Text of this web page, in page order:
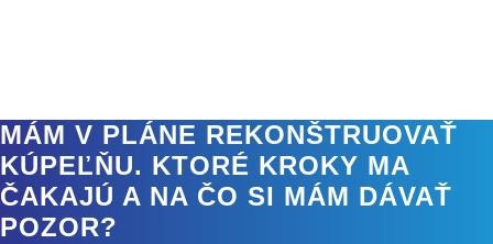
MÁM V PLÁNE REKONŠTRUOVAŤ
KÚPEĽŇU. KTORÉ KROKY MA
ČAKAJÚ A NA ČO SI MÁM DÁVAŤ
POZOR?